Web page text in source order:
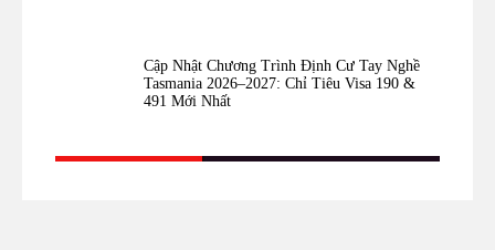
Cập Nhật Chương Trình Định Cư Tay Nghề
Tasmania 2026–2027: Chỉ Tiêu Visa 190 &
491 Mới Nhất